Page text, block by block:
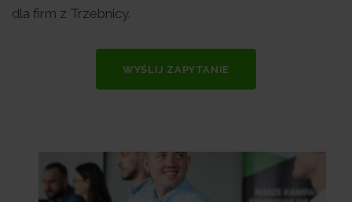
dla firm z Trzebnicy.
WYŚLIJ ZAPYTANIE